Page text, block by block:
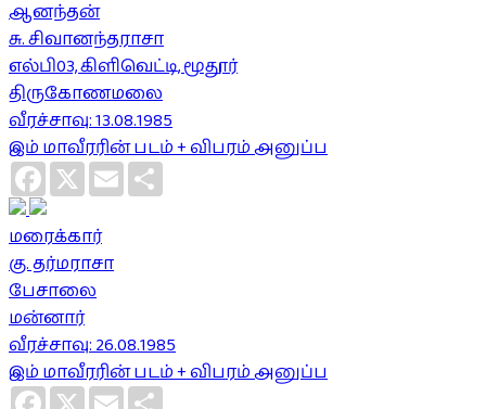
ஆனந்தன்
சு. சிவானந்தராசா
எல்பி03, கிளிவெட்டி, மூதூர்
திருகோணமலை
வீரச்சாவு: 13.08.1985
இம் மாவீரரின் படம் + விபரம் அனுப்ப
Facebook
X Email
மரைக்கார்
கு. தர்மராசா
பேசாலை
மன்னார்
வீரச்சாவு: 26.08.1985
இம் மாவீரரின் படம் + விபரம் அனுப்ப
Facebook
X Email